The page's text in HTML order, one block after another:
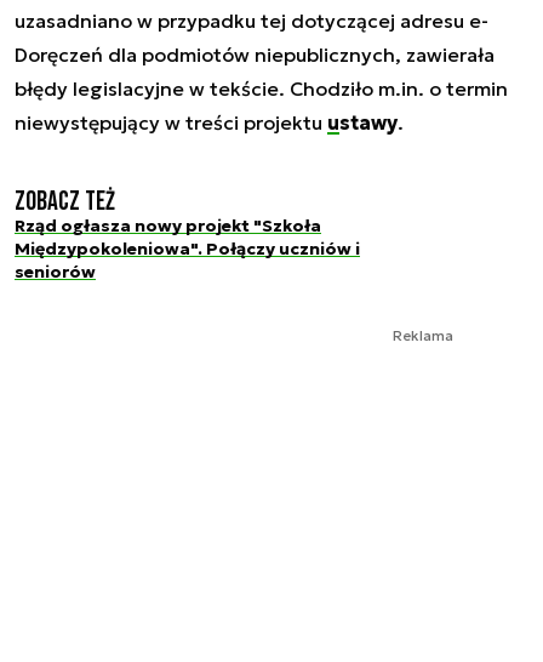
uzasadniano w przypadku tej dotyczącej adresu e-
Doręczeń dla podmiotów niepublicznych, zawierała
błędy legislacyjne w tekście. Chodziło m.in. o termin
niewystępujący w treści projektu ustawy.
Zobacz też
Rząd ogłasza nowy projekt "Szkoła
Międzypokoleniowa". Połączy uczniów i
seniorów
Reklama